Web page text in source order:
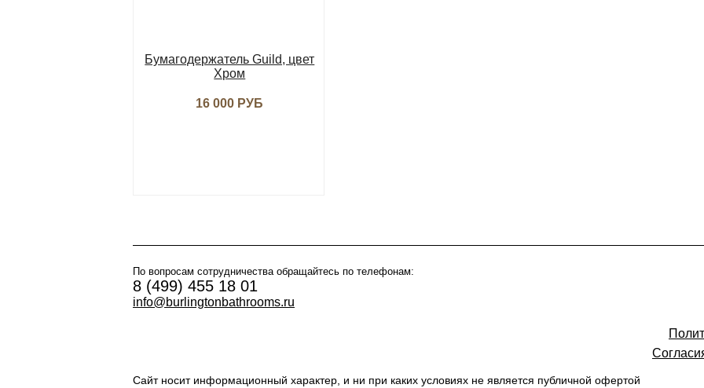
Бумагодержатель Guild, цвет
Хром
16 000 РУБ
По вопросам сотрудничества обращайтесь по телефонам:
8 (499) 455 18 01
info@burlingtonbathrooms.ru
Сайт носит информационный характер, и ни при каких условиях не является публичной офертой